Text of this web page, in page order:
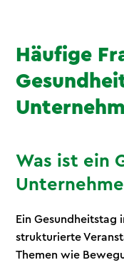
Häufige
Was ist ein
Ein Gesundheitstag
strukturierte
Themen wie